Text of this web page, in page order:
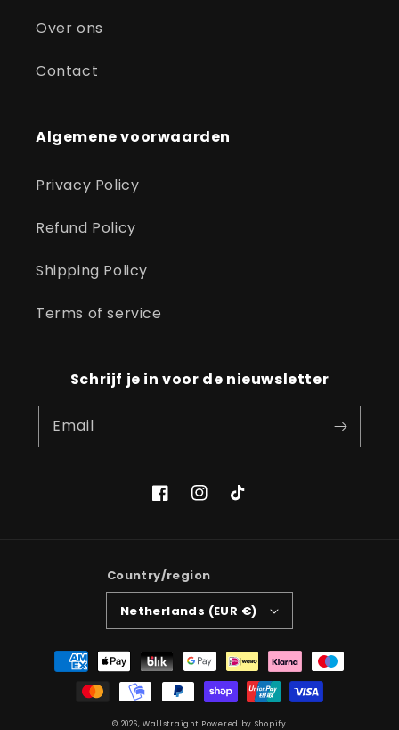
Over ons
Contact
Algemene voorwaarden
Privacy Policy
Refund Policy
Shipping Policy
Terms of service
Schrijf je in voor de nieuwsletter
Email
FacebookInstagram
TikTok
Country/region
Netherlands (EUR €)
Payment
methods
© 2026, Wallstraight Powered by Shopify